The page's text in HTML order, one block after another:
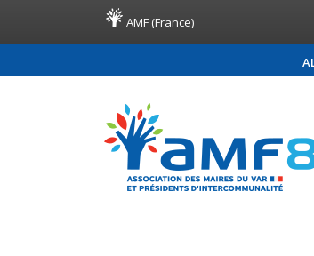
AMF (France)